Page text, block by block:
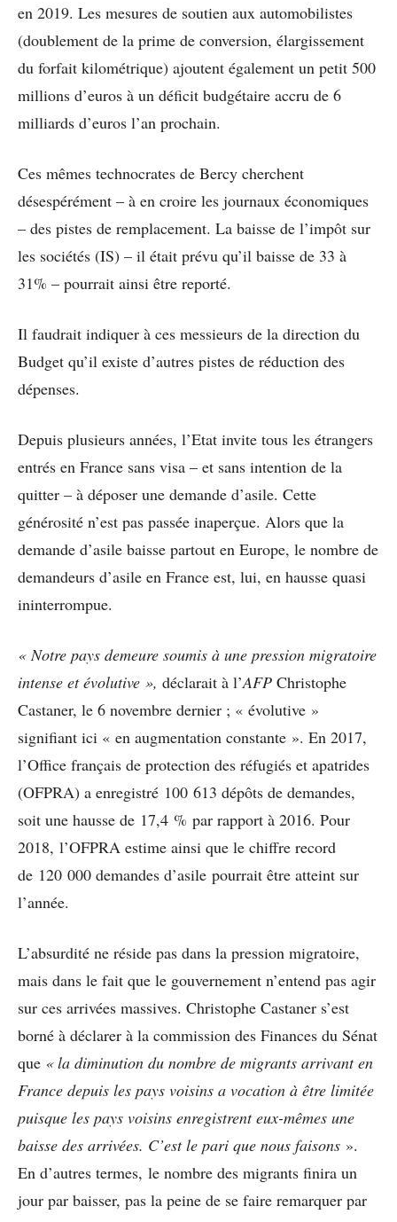
en 2019. Les mesures de soutien aux automobilistes
(doublement de la prime de conversion, élargissement
du forfait kilométrique) ajoutent également un petit 500
millions d’euros à un déficit budgétaire accru de 6
milliards d’euros l’an prochain.
Ces mêmes technocrates de Bercy cherchent
désespérément – à en croire les journaux économiques
– des pistes de remplacement. La baisse de l’impôt sur
les sociétés (IS) – il était prévu qu’il baisse de 33 à
31% – pourrait ainsi être reporté.
Il faudrait indiquer à ces messieurs de la direction du
Budget qu’il existe d’autres pistes de réduction des
dépenses.
Depuis plusieurs années, l’Etat invite tous les étrangers
entrés en France sans visa – et sans intention de la
quitter – à déposer une demande d’asile. Cette
générosité n’est pas passée inaperçue. Alors que la
demande d’asile baisse partout en Europe, le nombre de
demandeurs d’asile en France est, lui, en hausse quasi
ininterrompue.
« Notre pays demeure soumis à une pression migratoire
intense et évolutive », déclarait à l’AFP Christophe
Castaner, le 6 novembre dernier ; « évolutive »
signifiant ici « en augmentation constante ». En 2017,
l’Office français de protection des réfugiés et apatrides
(OFPRA) a enregistré 100 613 dépôts de demandes,
soit une hausse de 17,4 % par rapport à 2016. Pour
2018, l’OFPRA estime ainsi que le chiffre record
de 120 000 demandes d’asile pourrait être atteint sur
l’année.
L’absurdité ne réside pas dans la pression migratoire,
mais dans le fait que le gouvernement n’entend pas agir
sur ces arrivées massives. Christophe Castaner s’est
borné à déclarer à la commission des Finances du Sénat
que « la diminution du nombre de migrants arrivant en
France depuis les pays voisins a vocation à être limitée
puisque les pays voisins enregistrent eux-mêmes une
baisse des arrivées. C’est le pari que nous faisons ».
En d’autres termes, le nombre des migrants finira un
jour par baisser, pas la peine de se faire remarquer par